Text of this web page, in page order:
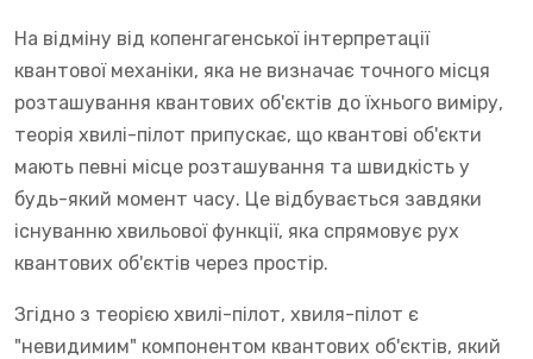
На відміну від копенгагенської інтерпретації
квантової механіки, яка не визначає точного місця
розташування квантових об'єктів до їхнього виміру,
теорія хвилі-пілот припускає, що квантові об'єкти
мають певні місце розташування та швидкість у
будь-який момент часу. Це відбувається завдяки
існуванню хвильової функції, яка спрямовує рух
квантових об'єктів через простір.
Згідно з теорією хвилі-пілот, хвиля-пілот є
"невидимим" компонентом квантових об'єктів, який